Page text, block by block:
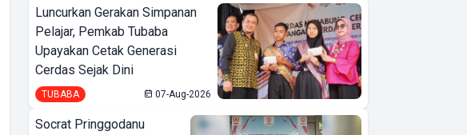
Luncurkan Gerakan Simpanan
Pelajar, Pemkab Tubaba
Upayakan Cetak Generasi
Cerdas Sejak Dini
TUBABA 07-Aug-2026
Socrat Pringgodanu